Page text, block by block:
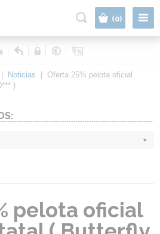
(0)
Noticias
Oferta 25% pelota oficial
)
pelota oficial